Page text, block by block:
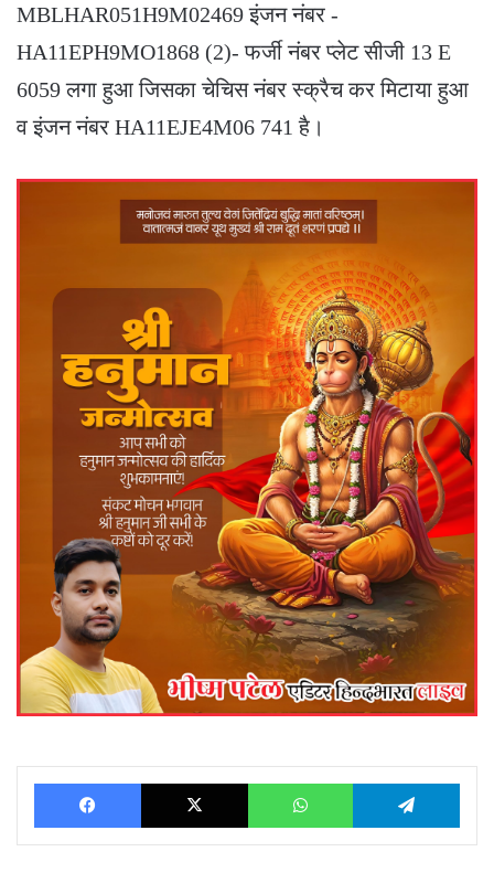
MBLHAR051H9M02469 इंजन नंबर -
HA11EPH9MO1868 (2)- फर्जी नंबर प्लेट सीजी 13 E
6059 लगा हुआ जिसका चेचिस नंबर स्क्रैच कर मिटाया हुआ
व इंजन नंबर HA11EJE4M06 741 है।
Facebook X WhatsApp